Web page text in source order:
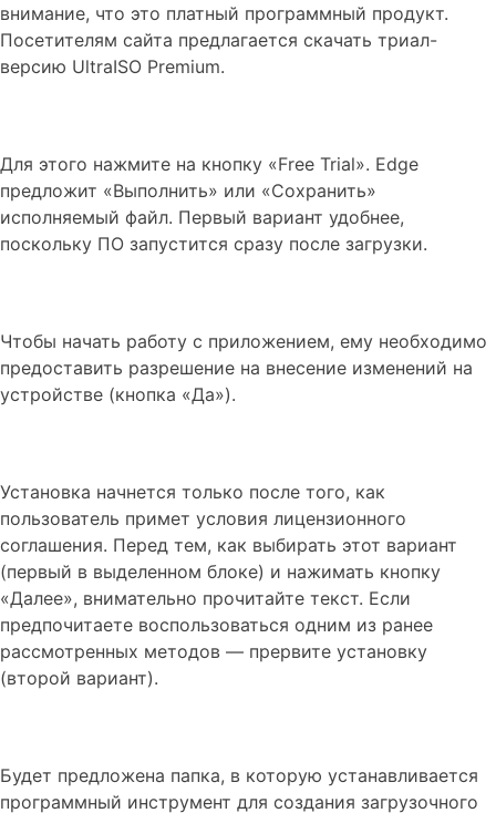
внимание, что это платный программный продукт.
Посетителям сайта предлагается скачать триал-
версию UltraISO Premium.
Для этого нажмите на кнопку «Free Trial». Edge
предложит «Выполнить» или «Сохранить»
исполняемый файл. Первый вариант удобнее,
поскольку ПО запустится сразу после загрузки.
Чтобы начать работу с приложением, ему необходимо
предоставить разрешение на внесение изменений на
устройстве (кнопка «Да»).
Установка начнется только после того, как
пользователь примет условия лицензионного
соглашения. Перед тем, как выбирать этот вариант
(первый в выделенном блоке) и нажимать кнопку
«Далее», внимательно прочитайте текст. Если
предпочитаете воспользоваться одним из ранее
рассмотренных методов — прервите установку
(второй вариант).
Будет предложена папка, в которую устанавливается
программный инструмент для создания загрузочного